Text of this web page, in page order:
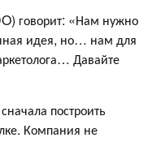
говорит: «Нам нужно
идея, но… нам для
Давайте
построить
Компания не